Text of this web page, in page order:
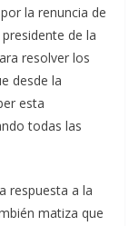
la renuncia de
de la
resolver los
desde la
esta
todas las
respuesta a la
matiza que